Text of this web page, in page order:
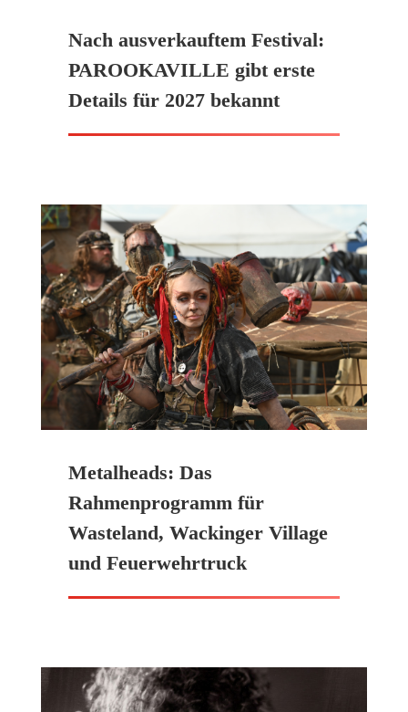
Nach ausverkauftem Festival:
PAROOKAVILLE gibt erste
Details für 2027 bekannt
Metalheads: Das
Rahmenprogramm für
Wasteland, Wackinger Village
und Feuerwehrtruck